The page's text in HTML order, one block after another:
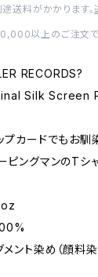
途送料がかかります。
以上のご注文で
RECORDS?
Silk Screen
プカードでもお馴
ピングマンのTシャ
oz
メント染め（顔料染